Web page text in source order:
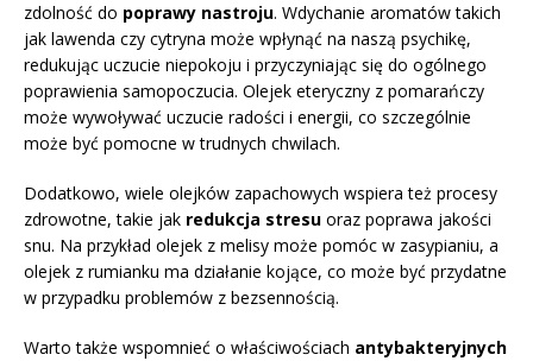
zdolność do poprawy nastroju. Wdychanie aromatów takich
jak lawenda czy cytryna może wpłynąć na naszą psychikę,
redukując uczucie niepokoju i przyczyniając się do ogólnego
poprawienia samopoczucia. Olejek eteryczny z pomarańczy
może wywoływać uczucie radości i energii, co szczególnie
może być pomocne w trudnych chwilach.
Dodatkowo, wiele olejków zapachowych wspiera też procesy
zdrowotne, takie jak redukcja stresu oraz poprawa jakości
snu. Na przykład olejek z melisy może pomóc w zasypianiu, a
olejek z rumianku ma działanie kojące, co może być przydatne
w przypadku problemów z bezsennością.
Warto także wspomnieć o właściwościach antybakteryjnych